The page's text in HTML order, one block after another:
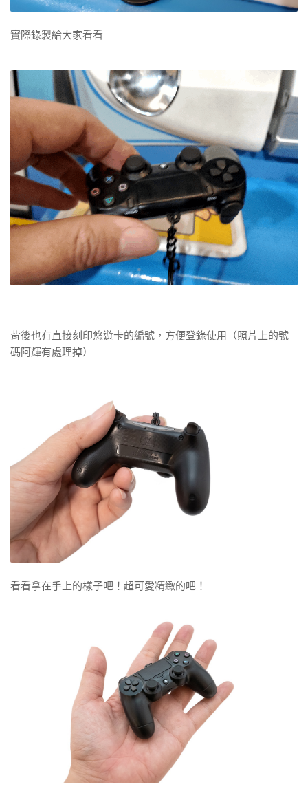
實際錄製給大家看看
背後也有直接刻印悠遊卡的編號，方便登錄使用（照片上的號
碼阿輝有處理掉）
看看拿在手上的樣子吧！超可愛精緻的吧！